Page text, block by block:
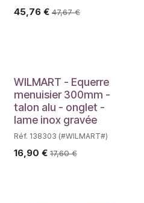
45,76 € 47,67€
WILMART - Equerre
menuisier 300mm -
talon alu - onglet -
lame inox gravée
Réf. 138303 (#WILMART#)
16,90 € 17,60€